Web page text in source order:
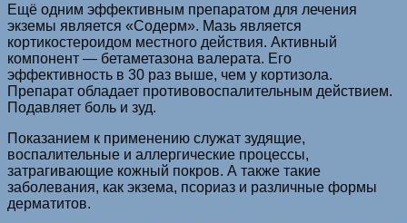
Ещё одним эффективным препаратом для лечения
экземы является «Содерм». Мазь является
кортикостероидом местного действия. Активный
компонент — бетаметазона валерата. Его
эффективность в 30 раз выше, чем у кортизола.
Препарат обладает противовоспалительным действием.
Подавляет боль и зуд.
Показанием к применению служат зудящие,
воспалительные и аллергические процессы,
затрагивающие кожный покров. А также такие
заболевания, как экзема, псориаз и различные формы
дерматитов.